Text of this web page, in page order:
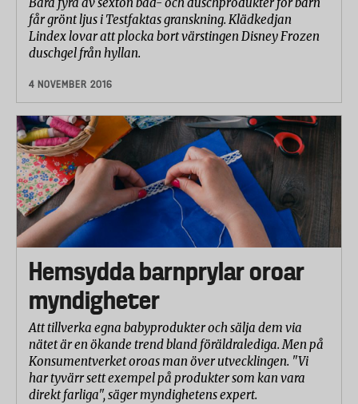
får grönt ljus i Testfaktas granskning. Klädkedjan
Lindex lovar att plocka bort värstingen Disney Frozen
duschgel från hyllan.
4 NOVEMBER 2016
Hemsydda barnprylar oroar
myndigheter
Att tillverka egna babyprodukter och sälja dem via
nätet är en ökande trend bland föräldralediga. Men på
Konsumentverket oroas man över utvecklingen. "Vi
har tyvärr sett exempel på produkter som kan vara
direkt farliga", säger myndighetens expert.